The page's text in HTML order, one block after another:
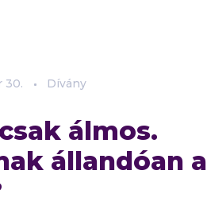
30. Dívány
álmos.
állandóan a